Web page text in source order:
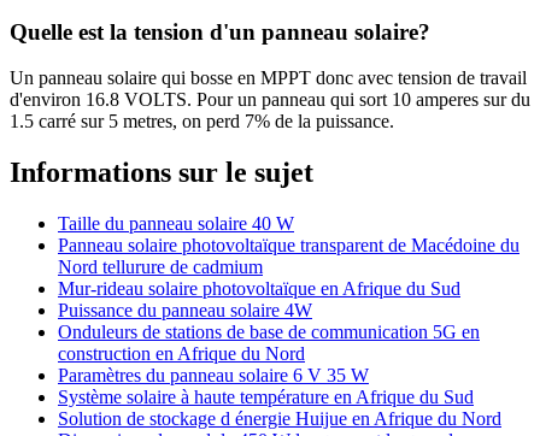
Quelle est la tension d'un panneau solaire?
Un panneau solaire qui bosse en MPPT donc avec tension de travail
d'environ 16.8 VOLTS. Pour un panneau qui sort 10 amperes sur du
1.5 carré sur 5 metres, on perd 7% de la puissance.
Informations sur le sujet
Taille du panneau solaire 40 W
Panneau solaire photovoltaïque transparent de Macédoine du
Nord tellurure de cadmium
Mur-rideau solaire photovoltaïque en Afrique du Sud
Puissance du panneau solaire 4W
Onduleurs de stations de base de communication 5G en
construction en Afrique du Nord
Paramètres du panneau solaire 6 V 35 W
Système solaire à haute température en Afrique du Sud
Solution de stockage d énergie Huijue en Afrique du Nord